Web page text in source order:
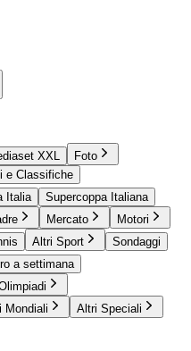
XXL
Foto
e Classifiche
Italia
Supercoppa Italiana
Mercato
Motori
Altri Sport
Sondaggi
a settimana
Mondiali Altri Speciali